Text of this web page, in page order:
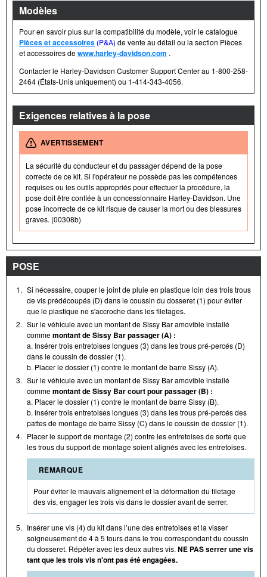
Modèles
Pour en savoir plus sur la compatibilité du modèle, voir le catalogue
Pièces et accessoires (P&A) de vente au détail ou la section Pièces
et accessoires dewww.harley-davidson.com .
Contacter le Harley-Davidson Customer Support Center au 1-800-258-
2464 (États-Unis uniquement) ou 1-414-343-4056.
Exigences relatives à la pose
AVERTISSEMENT
La sécurité du conducteur et du passager dépend de la pose
correcte de ce kit. Si l'opérateur ne possède pas les compétences
requises ou les outils appropriés pour effectuer la procédure, la
pose doit être confiée à un concessionnaire Harley-Davidson. Une
pose incorrecte de ce kit risque de causer la mort ou des blessures
graves. (00308b)
POSE
1. Si nécessaire, couper le joint de pluie en plastique loin des trois trous
de vis prédécoupés (D) dans le coussin du dosseret (1) pour éviter
que le plastique ne s'accroche dans les filetages.
2. Sur le véhicule avec un montant de Sissy Bar amovible installé
commemontant de Sissy Bar passager (A) :
a. Insérer trois entretoises longues (3) dans les trous pré-percés (D)
dans le coussin de dossier (1).
b. Placer le dossier (1) contre le montant de barre Sissy (A).
3. Sur le véhicule avec un montant de Sissy Bar amovible installé
commemontant de Sissy Bar court pour passager (B) :
a. Placer le dossier (1) contre le montant de barre Sissy (B).
b. Insérer trois entretoises longues (3) dans les trous pré-percés des
pattes de montage de barre Sissy (C) dans le coussin de dossier (1).
4. Placer le support de montage (2) contre les entretoises de sorte que
les trous du support de montage soient alignés avec les entretoises.
REMARQUE
Pour éviter le mauvais alignement et la déformation du filetage
des vis, engager les trois vis dans le dossier avant de serrer.
5. Insérer une vis (4) du kit dans l’une des entretoises et la visser
soigneusement de 4 à 5 tours dans le trou correspondant du coussin
du dosseret. Répéter avec les deux autres vis. NE PAS serrer une vis
tant que les trois vis n'ont pas été engagées.